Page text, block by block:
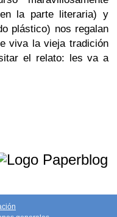
la parte literaria) y
plástico) nos regalan
viva la vieja tradición
el relato: les va a